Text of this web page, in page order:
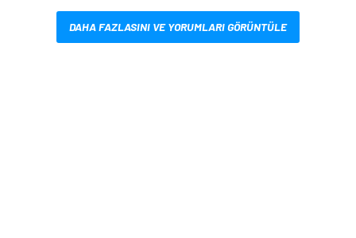
DAHA FAZLASINI VE YORUMLARI GÖRÜNTÜLE